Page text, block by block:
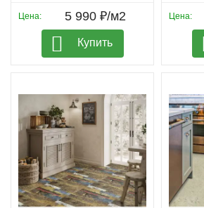
Цена: 5 990 ₽/м2
Купить
Цена: